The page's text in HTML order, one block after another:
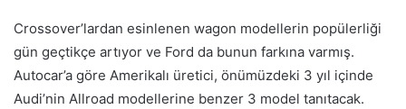
Crossover’lardan esinlenen wagon modellerin popülerliği
gün geçtikçe artıyor ve Ford da bunun farkına varmış.
Autocar’a göre Amerikalı üretici, önümüzdeki 3 yıl içinde
Audi’nin Allroad modellerine benzer 3 model tanıtacak.